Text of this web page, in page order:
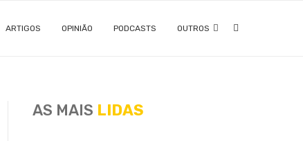
ARTIGOS OPINIÃO PODCASTS OUTROS
AS MAIS LIDAS